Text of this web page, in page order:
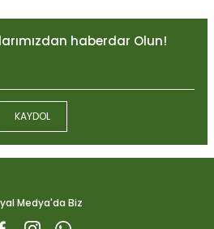
veya görüntülenemiyor.
bilgiler bulunuyor.
daha pahalı.
olmalı.
haberdar Olun!
KAYDOL
Medya'da Biz